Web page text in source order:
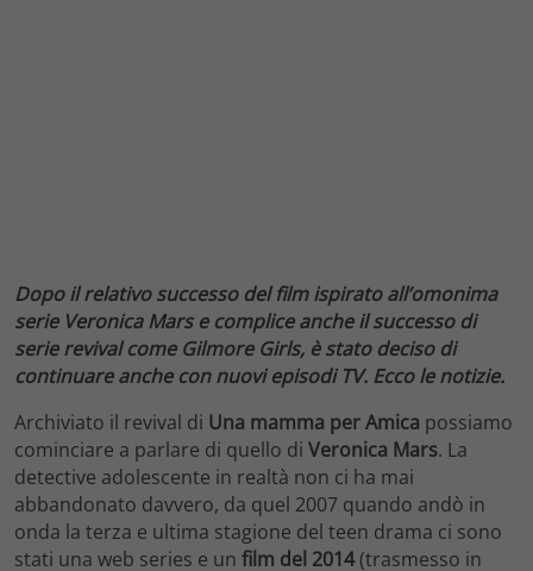
Dopo il relativo successo del film ispirato all’omonima
serie Veronica Mars e complice anche il successo di
serie revival come Gilmore Girls, è stato deciso di
continuare anche con nuovi episodi TV. Ecco le notizie.
Archiviato il revival di Una mamma per Amica possiamo
cominciare a parlare di quello di Veronica Mars. La
detective adolescente in realtà non ci ha mai
abbandonato davvero, da quel 2007 quando andò in
onda la terza e ultima stagione del teen drama ci sono
stati una web series e un film del 2014(trasmesso in